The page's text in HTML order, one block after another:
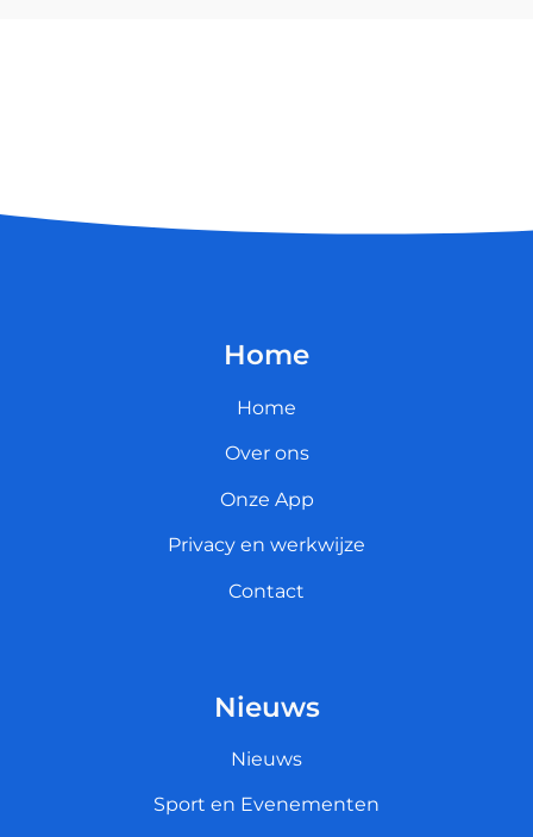
Home
Home
Over ons
Onze App
Privacy en werkwijze
Contact
Nieuws
Nieuws
Sport en Evenementen